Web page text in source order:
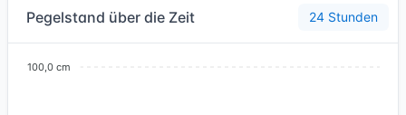
Pegelstand über die Zeit 24 Stunden
100,0 cm